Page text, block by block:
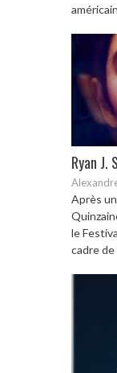
Ryan J.
Après
le
cadre de